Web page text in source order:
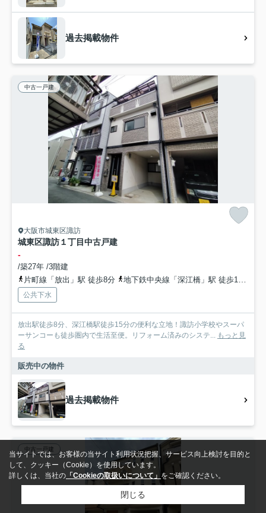
過去掲載物件
中古一戸建
大阪市城東区諏訪
城東区諏訪１丁目中古戸建
-
/築27年 /3階建
片町線「放出」駅 徒歩8分
地下鉄中央線「深江橋」駅 徒歩15分
公共下水
放出駅徒歩8分、深江橋駅徒歩15分の便利な立地！諏訪小学校やスーパ
ーサンコーも徒歩圏内で生活至便。リフォーム済みのシステ...
もっと見
る
販売中の物件
過去掲載物件
中古一戸建
当サイトでは、お客様の当サイト利用状況把握、サービス向上検討を目的と
して、クッキー（Cookie）を使用しています。
詳しくは、当社の 「Cookieの取扱いについて」 をご確認ください。
閉じる